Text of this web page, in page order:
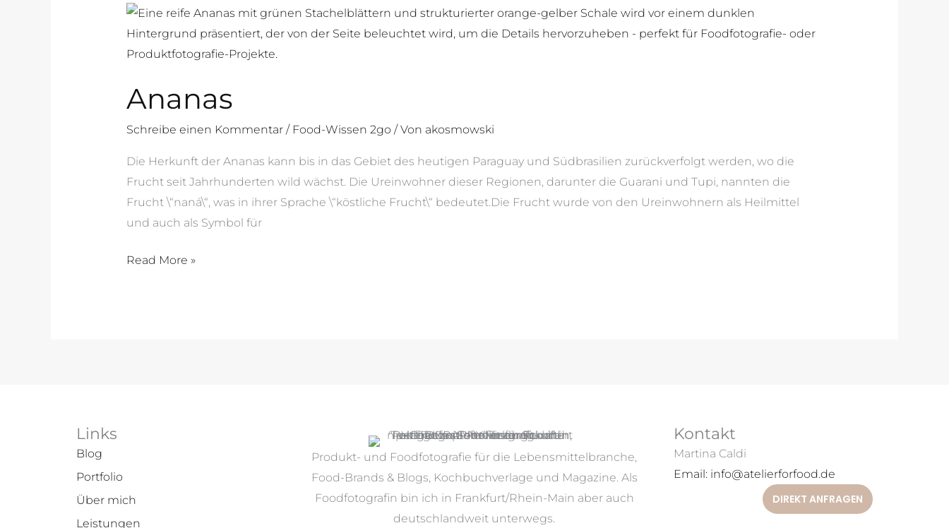
Ananas
Schreibe einen Kommentar / Food-Wissen 2go / Von akosmowski
Die Herkunft der Ananas kann bis in das Gebiet des heutigen Paraguay und Südbrasilien zurückverfolgt werden, wo die
Frucht seit Jahrhunderten wild wächst. Die Ureinwohner dieser Regionen, darunter die Guarani und Tupi, nannten die
Frucht \“naná\“, was in ihrer Sprache \“köstliche Frucht\“ bedeutet.Die Frucht wurde von den Ureinwohnern als Heilmittel
und auch als Symbol für
Ananas
Read More »
Links
Blog
Portfolio
Über mich
Leistungen
Produkt- und Foodfotografie für die Lebensmittelbranche,
Food-Brands & Blogs, Kochbuchverlage und Magazine. Als
Foodfotografin bin ich in Frankfurt/Rhein-Main aber auch
deutschlandweit unterwegs.
Kontakt
Martina Caldi
Email: info@atelierforfood.de
DIREKT ANFRAGEN